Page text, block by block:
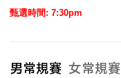
甄選時間: 7:30pm
男常規賽 女常規賽